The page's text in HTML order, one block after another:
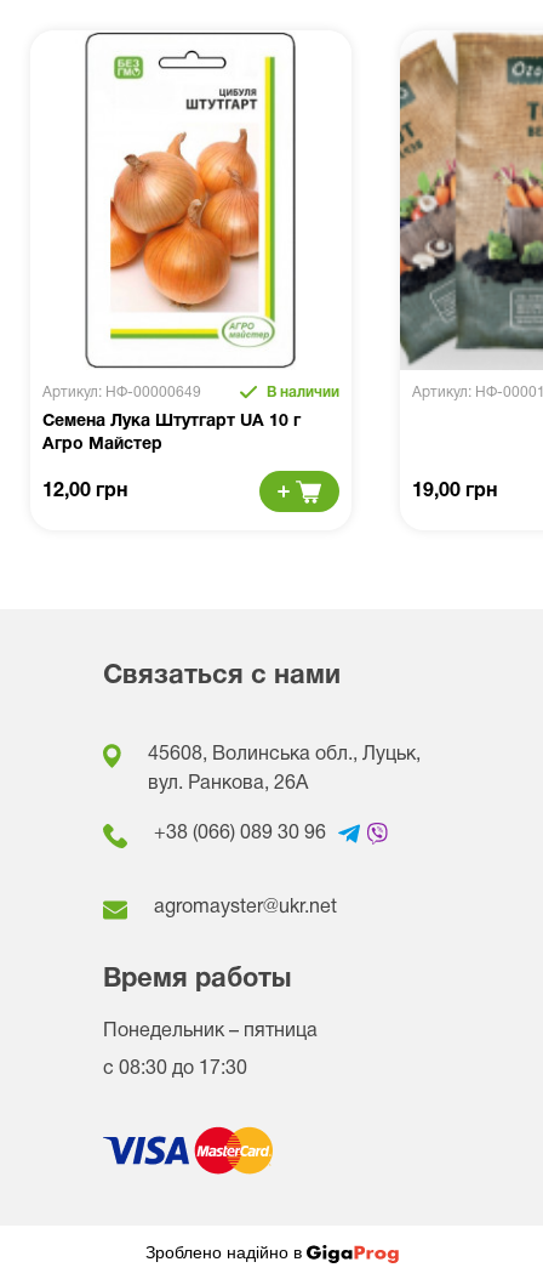
Артикул: НФ-00000649 В наличии
Семена Лука Штутгарт UA 10 г
Агро Майстер
12,00 грн
Артикул: НФ-
19,00 грн
Связаться с нами
45608, Волинська обл., Луцьк,
вул. Ранкова, 26A
+38 (066) 089 30 96
agromayster@ukr.net
Время работы
Понедельник – пятница
с 08:30 до 17:30
Зроблено надійно в